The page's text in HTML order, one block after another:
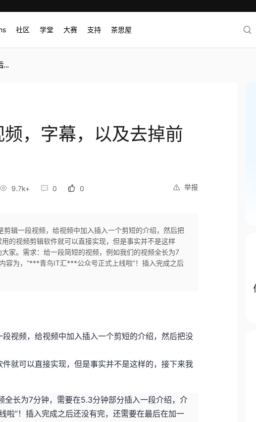
社区 学堂 大赛 支持 茶思屋
，字幕，以及去掉前
举报
9.7k+ 0 0
剪辑一段视频，给视频中加入插入一个剪短的介绍，然后把
的视频剪辑软件就可以直接实现，但是事实并不是这样
家。需求：给一段简短的视频，例如我们的视频全长为7
容为，“***青鸟IT汇***公众号正式上线啦”！插入完成之后
视频，给视频中加入插入一个剪短的介绍，然后把没
就可以直接实现，但是事实并不是这样的，接下来我
全长为7分钟，需要在5.3分钟部分插入一段介绍，介
”！插入完成之后还没有完，还需要在最后在加一